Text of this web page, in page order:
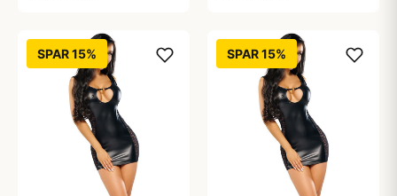
SPAR 15% SPAR 15%